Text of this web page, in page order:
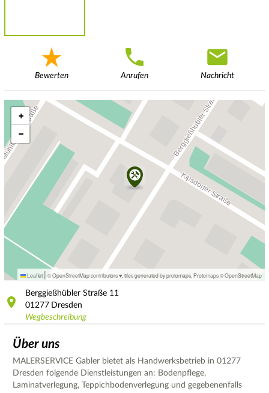
Bewerten Anrufen Nachricht
+
−
Leaflet | © OpenStreetMap contributors ♥, tiles generated by protomaps Protomaps©OpenStreetMap
Berggießhübler Straße 11
01277 Dresden
Wegbeschreibung
Über uns
MALERSERVICE Gabler bietet als Handwerksbetrieb in 01277
Dresden folgende Dienstleistungen an: Bodenpflege,
Laminatverlegung, Teppichbodenverlegung und gegebenenfalls